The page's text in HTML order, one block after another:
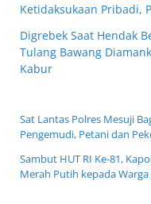
Ketidaksukaan Pribadi,
Digrebek Saat Hendak
Tulang Bawang
Kabur
Sat Lantas Polres Mesuji
Pengemudi, Petani dan
Sambut HUT RI Ke-81,
Merah Putih kepada Warga